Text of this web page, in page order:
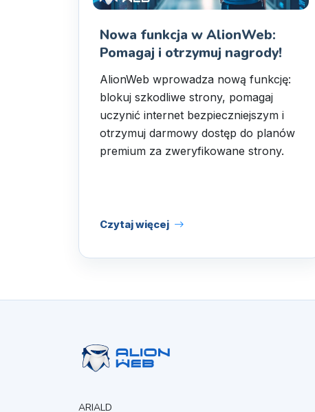
Nowa funkcja w AlionWeb:
Pomagaj i otrzymuj nagrody!
AlionWeb wprowadza nową funkcję:
blokuj szkodliwe strony, pomagaj
uczynić internet bezpieczniejszym i
otrzymuj darmowy dostęp do planów
premium za zweryfikowane strony.
Czytaj więcej
ARIALD